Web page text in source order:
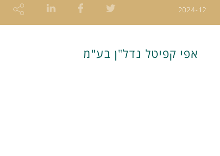
2024-12
אפי קפיטל נדל"ן בע"מ